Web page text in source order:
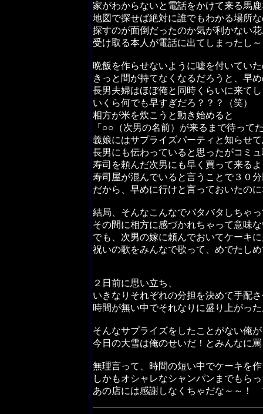
家がわからないと電話をかけて来る馬
地図で探せば絶対に誰でもわかる場所
探すのが面倒だったのか気が利かない
受け取る本人が電話に出てしまったし
晩飯を作らせないように嘘を付いてい
きっと間が持てなくなるだろうと、早
長男夫婦はほぼ俺と同時くらいに来て
いくら何でも早すぎだろ？？？（笑）
相方が米を炊こうと動き始めると
「○○（次男の名前）が来るまで待って
義娘にはサプライズパーティと知らせ
長男にも伝わっていると思ったがコミ
寿司を頼んだ次男にも早く買って来る
寿司屋が混んでいると言うことで３０
だから、早めに行けと言っておいたの
結局、そんなこんなでバタバタしちゃ
その間に相方に感づかれちゃって意味
でも、次男の嫁に頼んでおいてケーキ
祝いの歌をみんなで歌って、めでたし
２日前に思い立ち、
いきなりそれぞれの分担を決めて手配
時間が無い中でそれなりに盛り上がっ
そんなサプライズをしたことがない俺
今日の大雪は俺のせいだ！とみんなに
無理言って、時間の短い中でケーキを
しかもオシャレなシャンパンまでもら
あの店には感謝しなくちゃだな～～！